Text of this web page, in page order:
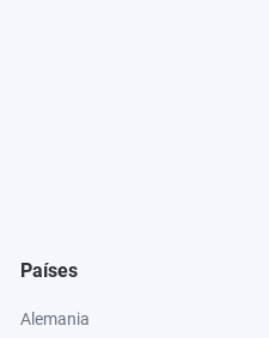
Países
Alemania